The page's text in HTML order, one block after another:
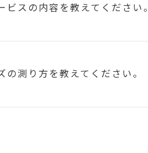
ビスの内容を教えてください。
の測り方を教えてください。